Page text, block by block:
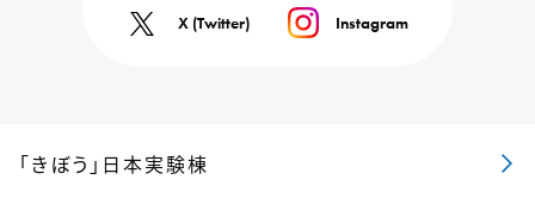
X (Twitter) Instagram
「きぼう」日本実験棟